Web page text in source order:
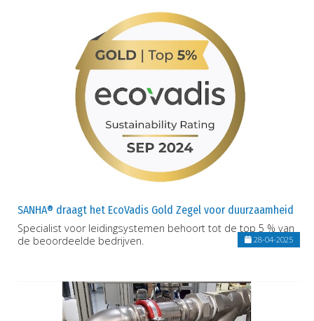
SANHA® draagt het EcoVadis Gold Zegel voor duurzaamheid
Specialist voor leidingsystemen behoort tot de top 5 % van
de beoordeelde bedrijven.
28-04-2025